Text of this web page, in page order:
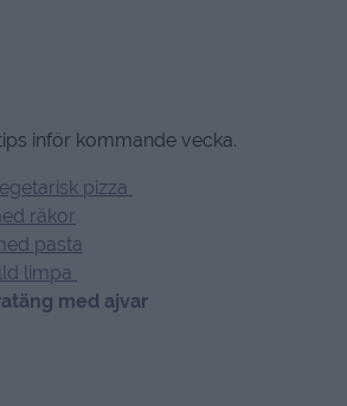
inför kommande vecka.
pizza
räkor
pasta
limpa
med ajvar